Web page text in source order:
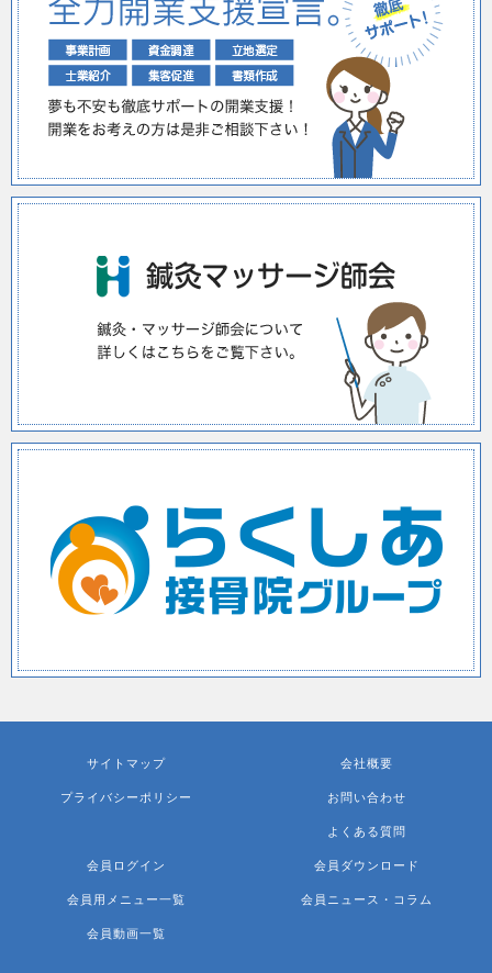
サイトマップ
プライバシーポリシー
会社概要
お問い合わせ
よくある質問
会員ログイン
会員用メニュー一覧
会員動画一覧
会員ダウンロード
会員ニュース・コラム